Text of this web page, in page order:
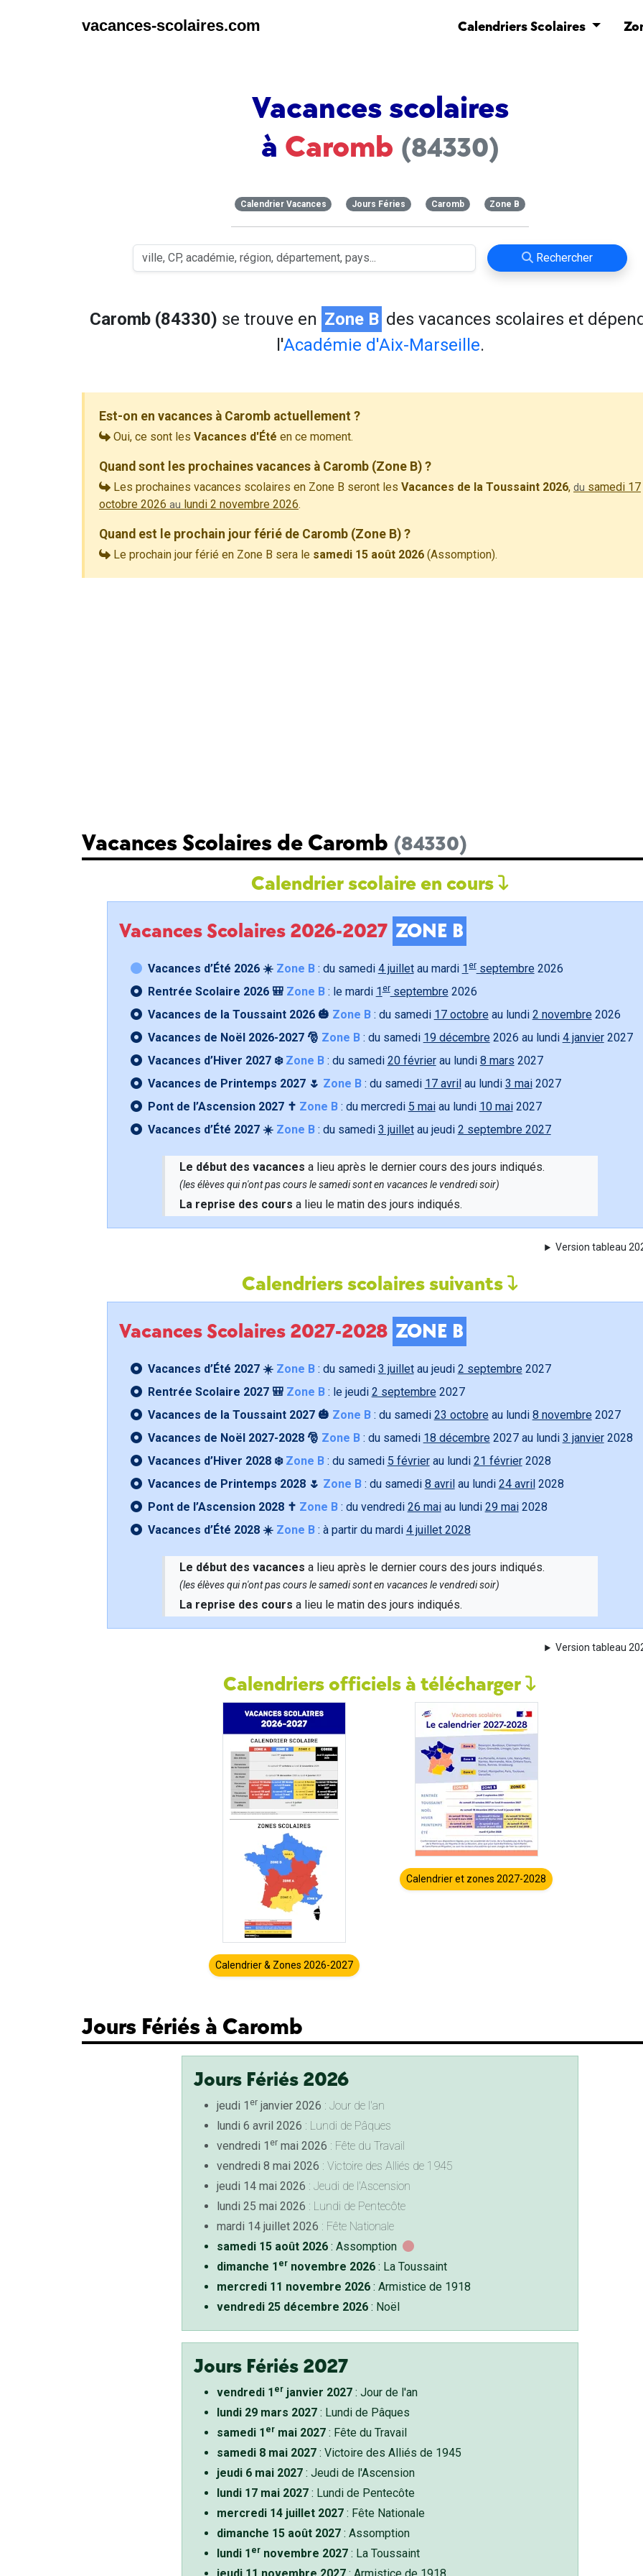
vacances-scolaires.com Calendriers Scolaires
Vacances scolaires
à Caromb (84330)
Calendrier Vacances Jours Féries Caromb Zone B
Rechercher
Caromb (84330) se trouve en Zone B des vacances scolaires et
l'Académie d'Aix-Marseille.
Est-on en vacances à Caromb actuellement ?
Oui, ce sont les Vacances d'Été en ce moment.
Quand sont les prochaines vacances à Caromb (Zone B) ?
Les prochaines vacances scolaires en Zone B seront les Vacances de la Toussaint 2026, du samedi 17
octobre 2026 au lundi 2 novembre 2026.
Quand est le prochain jour férié de Caromb (Zone B) ?
Le prochain jour férié en Zone B sera le samedi 15 août 2026 (Assomption).
Vacances Scolaires de Caromb (84330)
Calendrier scolaire en cours
Vacances Scolaires 2026-2027 ZONE B
Vacances d’Été 2026 ☀️ Zone B: du samedi 4 juilletau mardi 1 erseptembre 2026
Rentrée Scolaire 2026 🎒 Zone B: le mardi 1erseptembre 2026
Vacances de la Toussaint 2026 🎃 Zone B: du samedi 17 octobre au lundi 2 novembre 2026
Vacances de Noël 2026-2027 🎅 Zone B: du samedi 19 décembre 2026 au lundi 4 janvier2027
Vacances d’Hiver 2027 ❄️ Zone B: du samedi 20 févrierau lundi 8 mars 2027
Vacances de Printemps 2027 🌷 Zone B: du samedi 17 avril au lundi 3 mai2027
Pont de l’Ascension 2027 ✝️ Zone B: du mercredi 5 maiau lundi 10 mai2027
Vacances d’Été 2027 ☀️ Zone B: du samedi 3 juilletau jeudi 2 septembre 2027
Le début des vacances a lieu après le dernier cours des jours indiqués.
(les élèves qui n'ont pas cours le samedi sont en vacances le vendredi soir)
La reprise des cours a lieu le matin des jours indiqués.
Version tableau
Calendriers scolaires suivants
Vacances Scolaires 2027-2028 ZONE B
Vacances d’Été 2027 ☀️ Zone B: du samedi 3 juilletau jeudi 2 septembre 2027
Rentrée Scolaire 2027 🎒 Zone B: le jeudi 2 septembre 2027
Vacances de la Toussaint 2027 🎃 Zone B: du samedi 23 octobre au lundi 8 novembre 2027
Vacances de Noël 2027-2028 🎅 Zone B: du samedi 18 décembre 2027 au lundi 3 janvier2028
Vacances d’Hiver 2028 ❄️ Zone B: du samedi 5 févrierau lundi 21 février2028
Vacances de Printemps 2028 🌷 Zone B: du samedi 8 avril au lundi 24 avril 2028
Pont de l’Ascension 2028 ✝️ Zone B: du vendredi 26 maiau lundi 29 mai2028
Vacances d’Été 2028 ☀️ Zone B: à partir du mardi 4 juillet 2028
Le début des vacances a lieu après le dernier cours des jours indiqués.
(les élèves qui n'ont pas cours le samedi sont en vacances le vendredi soir)
La reprise des cours a lieu le matin des jours indiqués.
Version tableau
Calendriers officiels à télécharger
Calendrier & Zones 2026-2027
Calendrier et zones 2027-2028
Jours Fériés à Caromb
Jours Fériés 2026
jeudi 1 erjanvier 2026 : Jour de l'an
lundi 6 avril 2026 : Lundi de Pâques
vendredi 1 ermai 2026 : Fête du Travail
vendredi 8 mai 2026 : Victoire des Alliés de 1945
jeudi 14 mai 2026 : Jeudi de l'Ascension
lundi 25 mai 2026 : Lundi de Pentecôte
mardi 14 juillet 2026 : Fête Nationale
samedi 15 août 2026: Assomption
dimanche 1 ernovembre 2026: La Toussaint
mercredi 11 novembre 2026: Armistice de 1918
vendredi 25 décembre 2026: Noël
Jours Fériés 2027
vendredi 1 erjanvier 2027: Jour de l'an
lundi 29 mars 2027: Lundi de Pâques
samedi 1 ermai 2027: Fête du Travail
samedi 8 mai 2027: Victoire des Alliés de 1945
jeudi 6 mai 2027: Jeudi de l'Ascension
lundi 17 mai 2027: Lundi de Pentecôte
mercredi 14 juillet 2027: Fête Nationale
dimanche 15 août 2027: Assomption
lundi 1 ernovembre 2027: La Toussaint
jeudi 11 novembre 2027: Armistice de 1918